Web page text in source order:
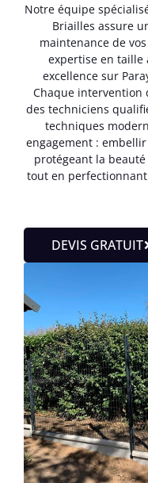
Notre équipe
Briailles assure
maintenance de
expertise en taille
excellence sur
Chaque intervention
des techniciens
techniques
engagement :
protégeant la
tout en
DEVIS GRATUIT